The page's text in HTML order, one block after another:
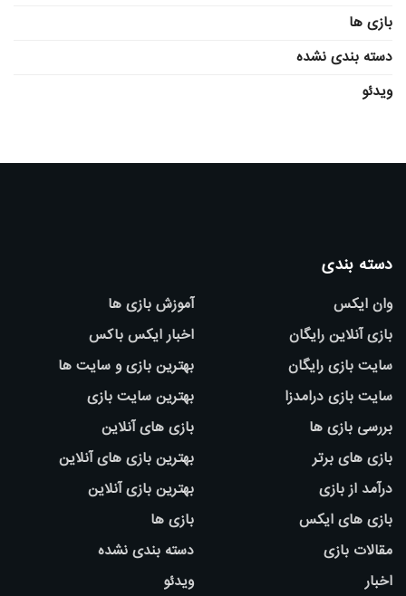
بازی ها
دسته بندی نشده
ویدئو
دسته بندی
وان ایکس
بازی آنلاین رایگان
سایت بازی رایگان
سایت بازی درامدزا
بررسی بازی ها
بازی های برتر
درآمد از بازی
بازی های ایکس
مقالات بازی
اخبار
آموزش بازی ها
اخبار ایکس باکس
بهترین بازی و سایت ها
بهترین سایت بازی
بازی های آنلاین
بهترین بازی های آنلاین
بهترین بازی آنلاین
بازی ها
دسته بندی نشده
ویدئو